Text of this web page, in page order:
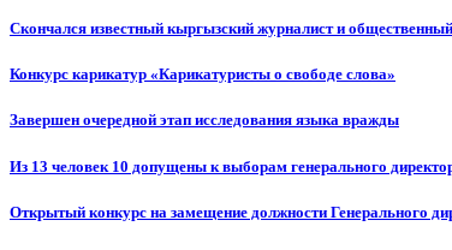
Скончался известный кыргызский журналист и
Конкурс карикатур «Карикатуристы о свободе слова»
Завершен очередной этап исследования языка вражды
Из 13 человек 10 допущены к выборам генерального
Открытый конкурс на замещение должности Генерального